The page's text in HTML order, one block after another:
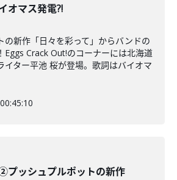
オマス発電?!
の新作「日々を彩って」からバンドの
Eggs Crack Out!のコーナーには北海道
イター平池 桜が登場。歌詞はバイオマ
00:45:10
プッシュプルポットの新作